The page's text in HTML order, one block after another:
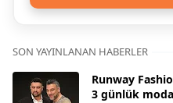
SON YAYINLANAN HABERLER
Runway
3 günlük